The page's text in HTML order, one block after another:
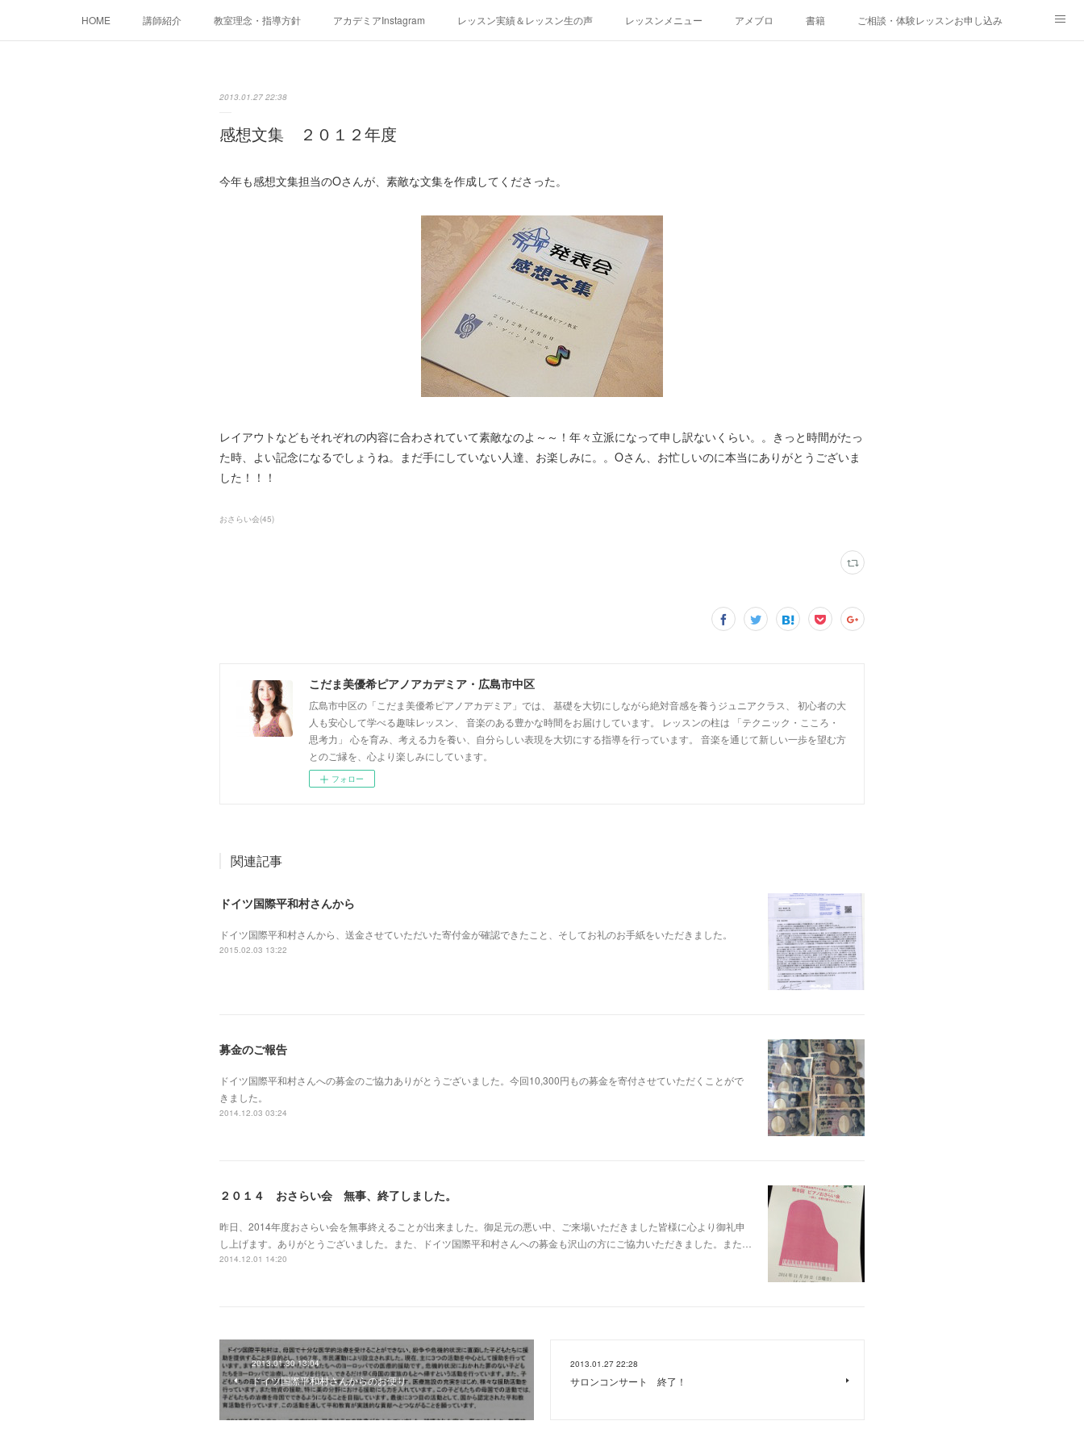
HOME 講師紹介 教室理念・指導方針 アカデミアInstagram レッスン実績＆レッスン生の声 レッスンメニュー アメブロ 書籍 ご相談・体験レッスンお申し込み
2013.01.27 22:38
感想文集 ２０１２年度
今年も感想文集担当のOさんが、素敵な文集を作成してくださった。
レイアウトなどもそれぞれの内容に合わされていて素敵なのよ～～！年々立派になって申し訳ないくらい。。きっと時間がたっ
た時、よい記念になるでしょうね。まだ手にしていない人達、お楽しみに。。Oさん、お忙しいのに本当にありがとうございま
した！！！
おさらい会(45)
こだま美優希ピアノアカデミア・広島市中区
広島市中区の「こだま美優希ピアノアカデミア」では、 基礎を大切にしながら絶対音感を養うジュニアクラス、 初心者の大
人も安心して学べる趣味レッスン、 音楽のある豊かな時間をお届けしています。 レッスンの柱は 「テクニック・こころ・
思考力」 心を育み、考える力を養い、自分らしい表現を大切にする指導を行っています。 音楽を通じて新しい一歩を望む方
とのご縁を、心より楽しみにしています。
フォロー
関連記事
ドイツ国際平和村さんから
ドイツ国際平和村さんから、送金させていただいた寄付金が確認できたこと、そしてお礼のお手紙をいただきました。
2015.02.03 13:22
募金のご報告
ドイツ国際平和村さんへの募金のご協力ありがとうございました。今回10,300円もの募金を寄付させていただくことがで
きました。
2014.12.03 03:24
２０１４ おさらい会 無事、終了しました。
昨日、2014年度おさらい会を無事終えることが出来ました。御足元の悪い中、ご来場いただきました皆様に心より御礼申
し上げます。ありがとうございました。また、ドイツ国際平和村さんへの募金も沢山の方にご協力いただきました。また…
2014.12.01 14:20
2013.01.30 13:04
ドイツ国際平和村さんからのお便り
2013.01.27 22:28
サロンコンサート 終了！